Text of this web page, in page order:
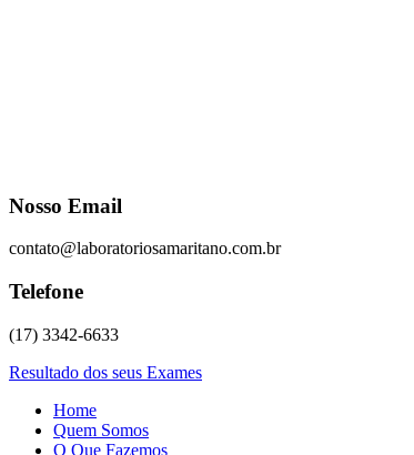
Nosso Email
contato@laboratoriosamaritano.com.br
Telefone
(17) 3342-6633
Resultado dos seus Exames
Home
Quem Somos
O Que Fazemos